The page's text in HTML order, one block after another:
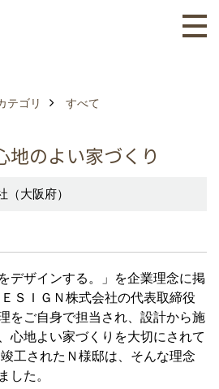
テゴリ すべて
地のよい家づくり
（大阪府）
デザインする。」を企業理念に掲
ＳＩＧＮ株式会社の代表取締役
をご自身で担当され、設計から施
心地よい家づくりを大切にされて
工されたＮ様邸は、そんな理念
した。